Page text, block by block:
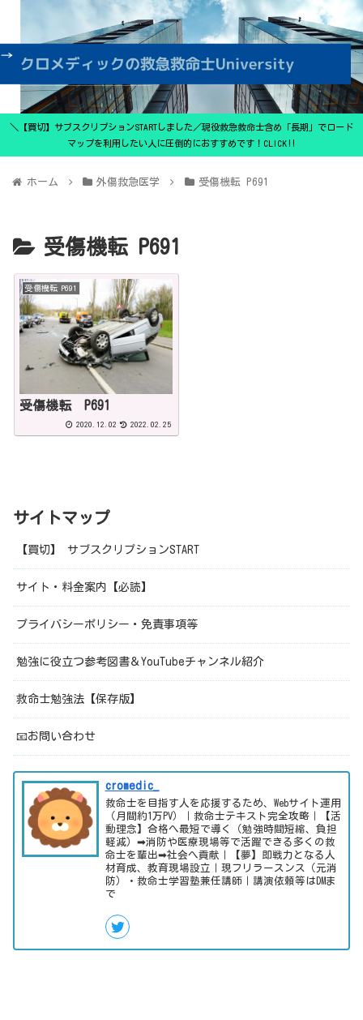
＼【買切】サブスクリプションSTARTしました／現役救急救命士含め「長期」でロード
マップを利用したい人に圧倒的におすすめです！CLICK‼
ホーム 外傷救急医学 受傷機転 P691
受傷機転 P691
受傷機転 P691
受傷機転 P691
2020.12.02 2022.02.25
サイトマップ
【買切】 サブスクリプションSTART
サイト・料金案内【必読】
プライバシーポリシー・免責事項等
勉強に役立つ参考図書＆YouTubeチャンネル紹介
救命士勉強法【保存版】
📧お問い合わせ
cromedic_
救命士を目指す人を応援するため、Webサイト運用
（月間約1万PV）｜救命士テキスト完全攻略｜【活
動理念】合格へ最短で導く（勉強時間短縮、負担
軽減）➡消防や医療現場等で活躍できる多くの救
命士を輩出➡社会へ貢献｜【夢】即戦力となる人
材育成、教育現場設立｜現フリラースンス（元消
防）・救命士学習塾兼任講師｜講演依頼等はDMま
で